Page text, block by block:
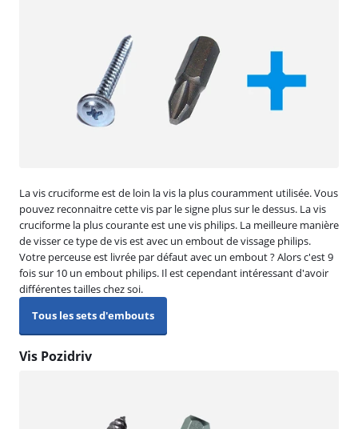
La vis cruciforme est de loin la vis la plus couramment utilisée. Vous
pouvez reconnaitre cette vis par le signe plus sur le dessus. La vis
cruciforme la plus courante est une vis philips. La meilleure manière
de visser ce type de vis est avec un embout de vissage philips.
Votre perceuse est livrée par défaut avec un embout ? Alors c'est 9
fois sur 10 un embout philips. Il est cependant intéressant d'avoir
différentes tailles chez soi.
Tous les sets d'embouts
Vis Pozidriv